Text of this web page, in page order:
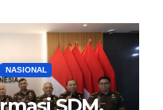
NASIONAL